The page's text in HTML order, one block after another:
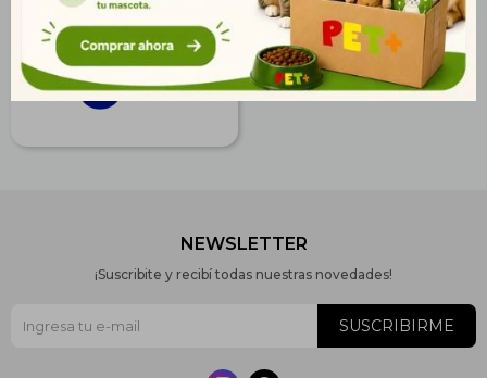
$ 289
$ 324
NEWSLETTER
¡Suscribite y recibí todas nuestras novedades!
SUSCRIBIRME